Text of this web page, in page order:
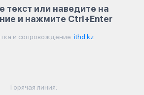
текст или наведите на
и нажмите Ctrl+Enter
и сопровождение ithd.kz
Горячая линия: